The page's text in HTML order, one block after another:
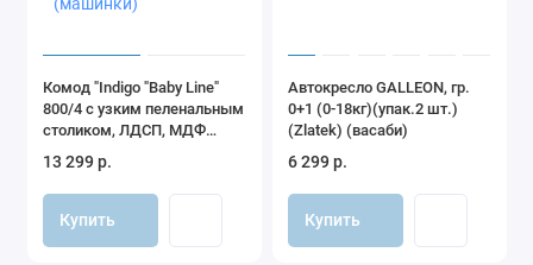
Комод "Indigo "Baby Line"
800/4 с узким пеленальным
столиком, ЛДСП, МДФ
13 299 р.
Купить
Автокресло GALLEON, гр.
0+1 (0-18кг)(упак.2 шт.)
(Zlatek) (васаби)
6 299 р.
Купить